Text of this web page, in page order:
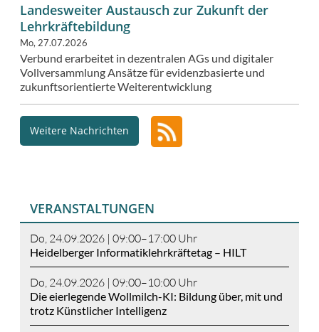
Landesweiter Austausch zur Zukunft der
Lehrkräftebildung
Mo, 27.07.2026
Verbund erarbeitet in dezentralen AGs und digitaler
Vollversammlung Ansätze für evidenzbasierte und
zukunftsorientierte Weiterentwicklung
Weitere Nachrichten
VERANSTALTUNGEN
Do, 24.09.2026 | 09:00–17:00 Uhr
Heidelberger Informatiklehrkräftetag – HILT
Do, 24.09.2026 | 09:00–10:00 Uhr
Die eierlegende Wollmilch-KI: Bildung über, mit und
trotz Künstlicher Intelligenz